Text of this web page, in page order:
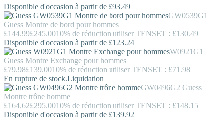
Disponible d'occasion à partir de £93.49
GW0539G1
Guess Montre de bord pour hommes
£144.99£245.0010% de réduction utiliser TENSET : £130.49
Disponible d'occasion à partir de £123.24
W0921G1
Guess Montre Exchange pour hommes
£79.98£139.0010% de réduction utiliser TENSET : £71.98
En rupture de stock.Liquidation
GW0496G2 Guess
Montre trône homme
£164.62£295.0010% de réduction utiliser TENSET : £148.15
Disponible d'occasion à partir de £139.92